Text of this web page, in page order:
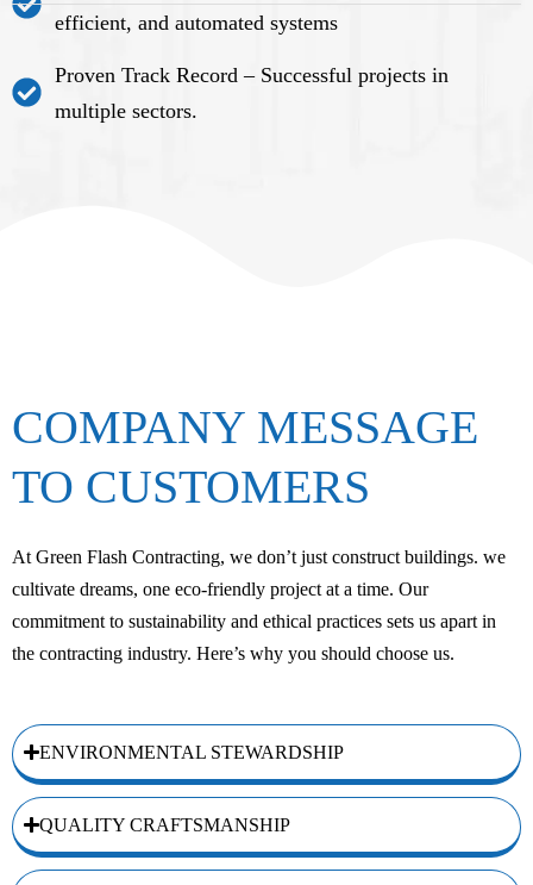
efficient, and automated systems
Proven Track Record – Successful projects in
multiple sectors.
COMPANY MESSAGE
TO CUSTOMERS
At Green Flash Contracting, we don’t just construct buildings. we
cultivate dreams, one eco-friendly project at a time. Our
commitment to sustainability and ethical practices sets us apart in
the contracting industry. Here’s why you should choose us.
ENVIRONMENTAL STEWARDSHIP
QUALITY CRAFTSMANSHIP